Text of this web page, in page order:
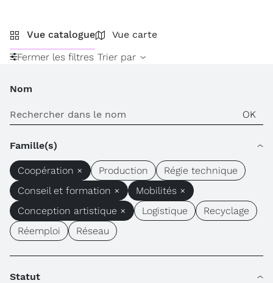
Vue catalogue
Vue carte
Fermer les filtres Trier par
Nom
Famille(s)
Coopération × Production
Régie technique
Conseil et formation ×
Mobilités ×
Conception artistique ×
Logistique
Recyclage
Réemploi
Réseau
Statut